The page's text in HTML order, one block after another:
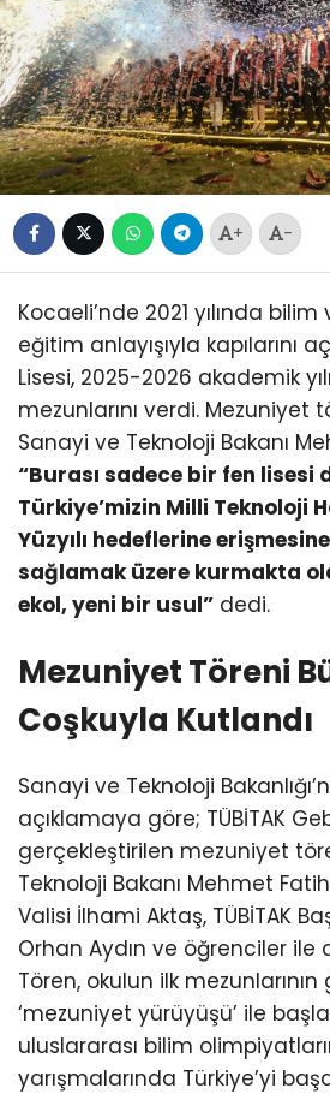
+ -
Kocaeli’nde 2021 yılında
eğitim anlayışıyla kapılarını
Lisesi, 2025-2026 akademik
mezunlarını verdi. Mezuniyet
Sanayi ve Teknoloji Bakanı
“Burası sadece bir fen lisesi
Türkiye’mizin Milli Teknoloji
Yüzyılı hedeflerine
sağlamak üzere kurmakta
ekol, yeni bir usul” dedi.
Mezuniyet Töreni
Coşkuyla Kutlandı
Sanayi ve Teknoloji
açıklamaya göre; TÜBİTAK
gerçekleştirilen mezuniyet
Teknoloji Bakanı Mehmet
Valisi İlhami Aktaş, TÜBİTAK
Orhan Aydın ve öğrenciler ile
Tören, okulun ilk
‘mezuniyet yürüyüşü’ ile
uluslararası bilim
yarışmalarında Türkiye’yi